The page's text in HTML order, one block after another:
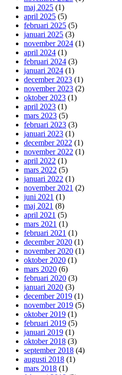
maj 2025 (1)
april 2025 (5)
februari 2025 (5)
januari 2025 (3)
november 2024 (1)
april 2024 (1)
februari 2024 (3)
januari 2024 (1)
december 2023 (1)
november 2023 (2)
oktober 2023 (1)
april 2023 (1)
mars 2023 (5)
februari 2023 (3)
januari 2023 (1)
december 2022 (1)
november 2022 (1)
april 2022 (1)
mars 2022 (5)
januari 2022 (1)
november 2021 (2)
juni 2021 (1)
maj 2021 (8)
april 2021 (5)
mars 2021 (1)
februari 2021 (1)
december 2020 (1)
november 2020 (1)
oktober 2020 (1)
mars 2020 (6)
februari 2020 (3)
januari 2020 (3)
december 2019 (1)
november 2019 (5)
oktober 2019 (1)
februari 2019 (5)
januari 2019 (1)
oktober 2018 (3)
september 2018 (4)
augusti 2018 (1)
mars 2018 (1)